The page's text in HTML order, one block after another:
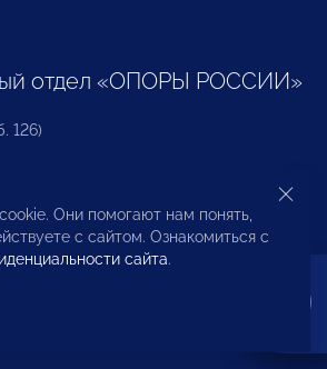
отдел «ОПОРЫ РОССИИ»
126)
прав предпринимателей и
Они помогают нам понять,
с сайтом. Ознакомиться с
сайта.